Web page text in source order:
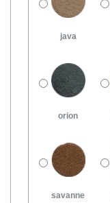
java
orion
savanne